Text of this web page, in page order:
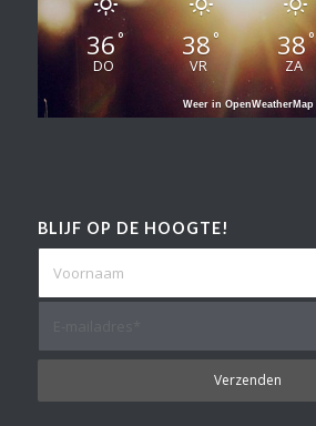
36°
DO
38°
VR
38°
ZA
Weer in OpenWeatherMap
BLIJF OP DE HOOGTE!